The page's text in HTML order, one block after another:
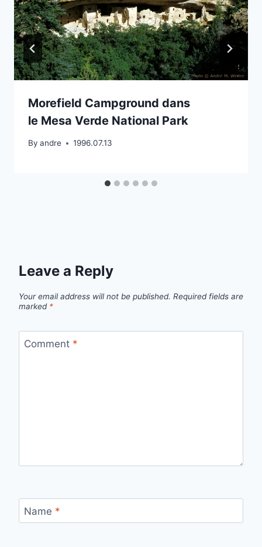
Morefield Campground dans
le Mesa Verde National Park
By andre 1996.07.13
Leave a Reply
Your email address will not be published. Required fields are
marked *
Comment *
Name *